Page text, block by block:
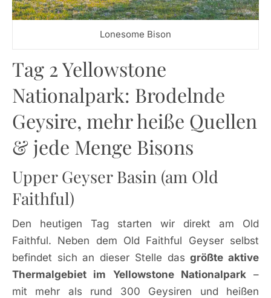
Lonesome Bison
Tag 2 Yellowstone
Nationalpark: Brodelnde
Geysire, mehr heiße Quellen
& jede Menge Bisons
Upper Geyser Basin (am Old
Faithful)
Den heutigen Tag starten wir direkt am Old
Faithful. Neben dem Old Faithful Geyser selbst
befindet sich an dieser Stelle dasgrößte aktive
Thermalgebiet im Yellowstone Nationalpark–
mit mehr als rund 300 Geysiren und heißen